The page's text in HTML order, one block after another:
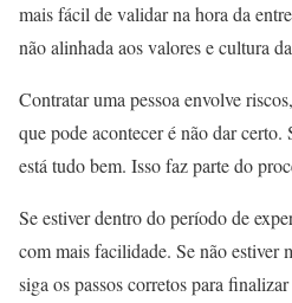
mais fácil de validar na hora da
não alinhada aos valores e cultura
Contratar uma pessoa envolve
que pode acontecer é não dar certo.
está tudo bem. Isso faz parte do
Se estiver dentro do período de
com mais facilidade. Se não estiver
siga os passos corretos para